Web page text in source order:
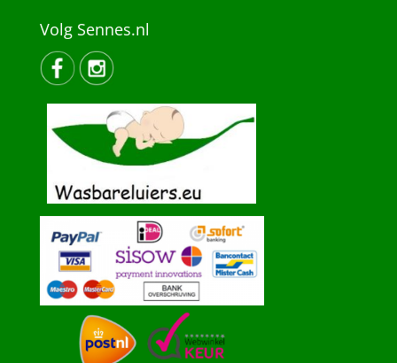
Volg Sennes.nl